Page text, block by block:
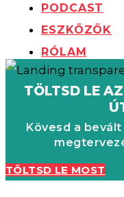
PODCAST
ESZKÖZÖK
RÓLAM
TÖLTSD LE
Kövesd a
TÖLTSD LE MOST